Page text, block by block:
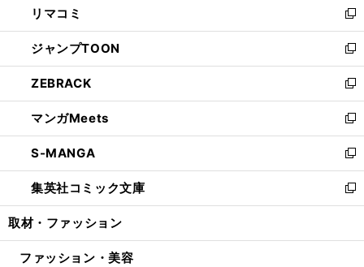
で
開
く
ド
ウ
で
開
く
ィ
ン
ド
ウ
で
開
く
い
ウ
ィ
ン
ド
ウ
で
開
く
リマコミ
新
し
い
ウ
ィ
ン
ド
ウ
で
開
く
ジャンプTOON
新
し
い
ウ
ィ
ン
ド
ウ
で
開
ZEBRACK
新
し
い
ウ
ィ
ン
ド
ウ
開
マンガMeets
新
し
い
ウ
ィ
ン
ウ
S-MANGA
新
し
い
ウ
ン
集英社コミック文庫
新
し
ウ
取材・ファッション
ファッション・美容